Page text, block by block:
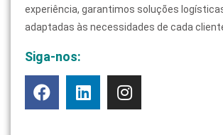
experiência, garantimos soluções
adaptadas às necessidades de cada
Siga-nos: